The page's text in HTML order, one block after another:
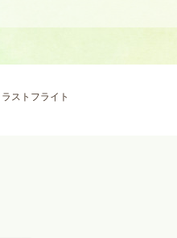
ラストフライト